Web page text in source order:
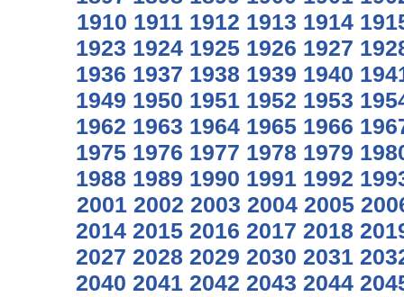
1910 1911 1912 1913 1914
1923 1924 1925 1926 1927
1936 1937 1938 1939 1940
1949 1950 1951 1952 1953
1962 1963 1964 1965 1966
1975 1976 1977 1978 1979
1988 1989 1990 1991 1992
2001 2002 2003 2004 2005
2014 2015 2016 2017 2018
2027 2028 2029 2030 2031
2040 2041 2042 2043 2044